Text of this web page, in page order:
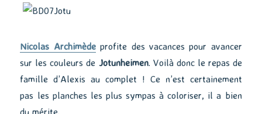
Nicolas Archimèdeprofite des vacances pour avancer
sur les couleurs de Jotunheimen. Voilà donc le repas de
famille d’Alexis au complet ! Ce n’est certainement
pas les planches les plus sympas à coloriser, il a bien